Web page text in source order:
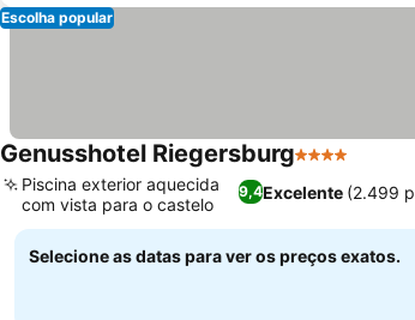
Escolha popular
Genusshotel Riegersburg4 Estrelas
9,4Excelente (2.499
Piscina exterior aquecida
com vista para o castelo
Selecione as datas para ver os preços exatos.